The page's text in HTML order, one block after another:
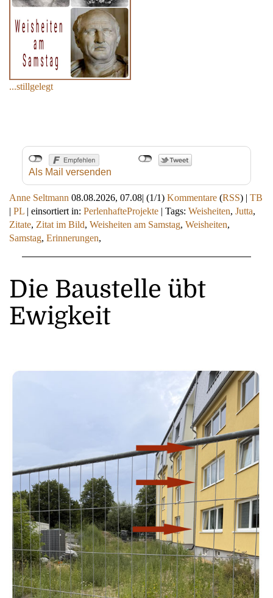
...stillgelegt
Als Mail versenden
Anne Seltmann 08.08.2026, 07.08| (1/1) Kommentare (RSS) | TB
| PL | einsortiert in: PerlenhafteProjekte | Tags: Weisheiten, Jutta,
Zitate, Zitat im Bild, Weisheiten am Samstag, Weisheiten,
Samstag, Erinnerungen,
Die Baustelle übt
Ewigkeit